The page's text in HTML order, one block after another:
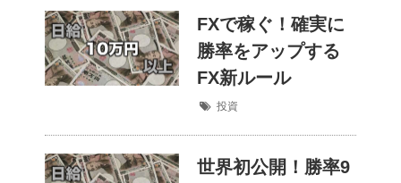
FXで稼ぐ！確実に
勝率をアップする
FX新ルール
投資
世界初公開！勝率9